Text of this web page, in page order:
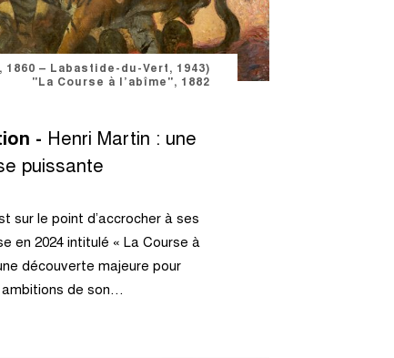
– Labastide-du-Vert, 1943)
"La Course à l’abîme", 1882
- Henri Martin : une
puissante
sur le point d’accrocher à ses
en 2024 intitulé « La Course à
découverte majeure pour
de son…